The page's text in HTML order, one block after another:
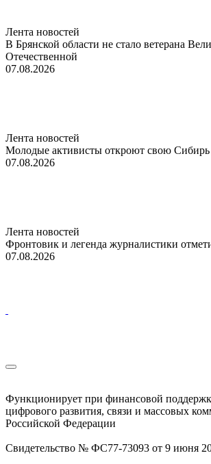
Лента новостей
В Брянской области не стало ветерана
Отечественной
07.08.2026
Лента новостей
Молодые активисты откроют свою Сибирь
07.08.2026
Лента новостей
Фронтовик и легенда журналистики
07.08.2026
Функционирует при финансовой
цифрового развития, связи и массовых
Российской Федерации
Свидетельство № ФС77-73093 от 9 июня